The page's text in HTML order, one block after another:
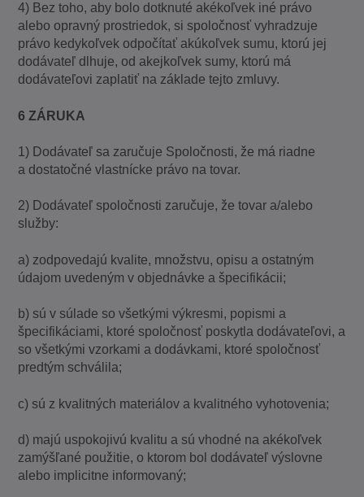
4) Bez toho, aby bolo dotknuté akékoľvek iné právo
alebo opravný prostriedok, si spoločnosť vyhradzuje
právo kedykoľvek odpočítať akúkoľvek sumu, ktorú jej
dodávateľ dlhuje, od akejkoľvek sumy, ktorú má
dodávateľovi zaplatiť na základe tejto zmluvy.
6 ZÁRUKA
1) Dodávateľ sa zaručuje Spoločnosti, že má riadne
a dostatočné vlastnícke právo na tovar.
2) Dodávateľ spoločnosti zaručuje, že tovar a/alebo
služby:
a) zodpovedajú kvalite, množstvu, opisu a ostatným
údajom uvedeným v objednávke a špecifikácii;
b) sú v súlade so všetkými výkresmi, popismi a
špecifikáciami, ktoré spoločnosť poskytla dodávateľovi, a
so všetkými vzorkami a dodávkami, ktoré spoločnosť
predtým schválila;
c) sú z kvalitných materiálov a kvalitného vyhotovenia;
d) majú uspokojivú kvalitu a sú vhodné na akékoľvek
zamýšľané použitie, o ktorom bol dodávateľ výslovne
alebo implicitne informovaný;